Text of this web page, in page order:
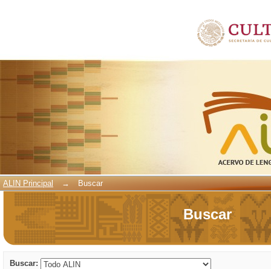
ALIN Principal → Buscar
Buscar
Buscar: